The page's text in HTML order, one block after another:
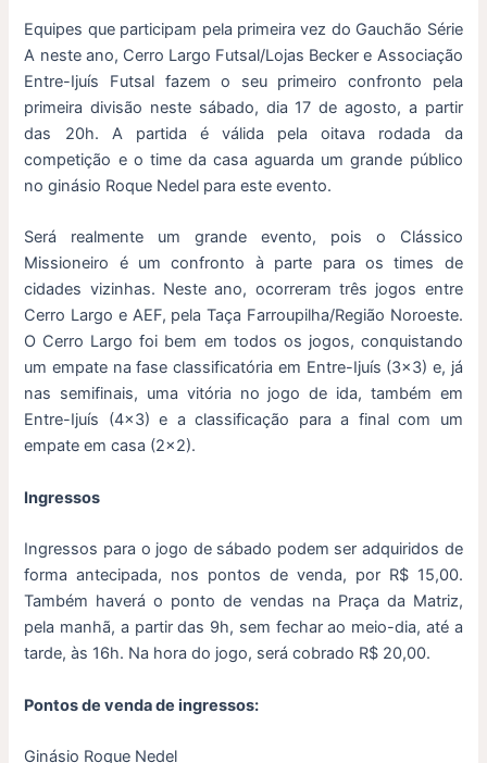
Equipes que participam pela primeira vez do Gauchão Série
A neste ano, Cerro Largo Futsal/Lojas Becker e Associação
Entre-Ijuís Futsal fazem o seu primeiro confronto pela
primeira divisão neste sábado, dia 17 de agosto, a partir
das 20h. A partida é válida pela oitava rodada da
competição e o time da casa aguarda um grande público
no ginásio Roque Nedel para este evento.
Será realmente um grande evento, pois o Clássico
Missioneiro é um confronto à parte para os times de
cidades vizinhas. Neste ano, ocorreram três jogos entre
Cerro Largo e AEF, pela Taça Farroupilha/Região Noroeste.
O Cerro Largo foi bem em todos os jogos, conquistando
um empate na fase classificatória em Entre-Ijuís (3×3) e, já
nas semifinais, uma vitória no jogo de ida, também em
Entre-Ijuís (4×3) e a classificação para a final com um
empate em casa (2×2).
Ingressos
Ingressos para o jogo de sábado podem ser adquiridos de
forma antecipada, nos pontos de venda, por R$ 15,00.
Também haverá o ponto de vendas na Praça da Matriz,
pela manhã, a partir das 9h, sem fechar ao meio-dia, até a
tarde, às 16h. Na hora do jogo, será cobrado R$ 20,00.
Pontos de venda de ingressos:
Ginásio Roque Nedel